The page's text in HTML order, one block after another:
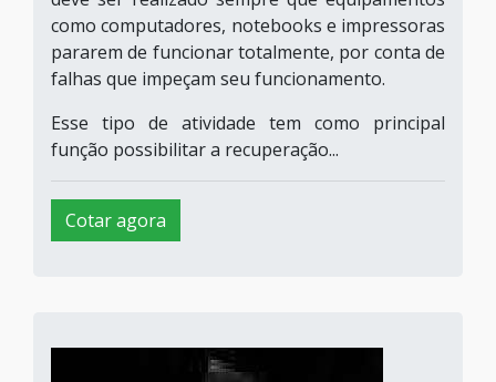
como computadores, notebooks e impressoras
pararem de funcionar totalmente, por conta de
falhas que impeçam seu funcionamento.
Esse tipo de atividade tem como principal
função possibilitar a recuperação...
Cotar agora